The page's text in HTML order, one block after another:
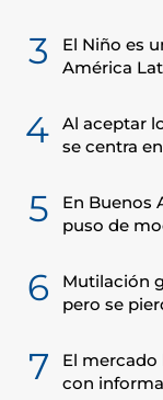
3
El Niño es
América
4
Al aceptar
se centra
5
En Buenos
puso de
6
Mutilación
pero se
7
El mercado
con